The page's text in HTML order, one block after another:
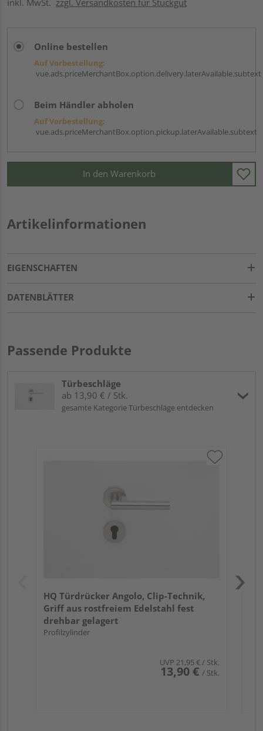
Online bestellen
Auf Vorbestellung:
vue.ads.priceMerchantBox.option.delivery.laterAvailable.subtext
Beim Händler abholen
Auf Vorbestellung:
vue.ads.priceMerchantBox.option.pickup.laterAvailable.subtext
In den Warenkorb
Artikelinformationen
EIGENSCHAFTEN
DATENBLÄTTER
Passende Produkte
Türbeschläge
ab 13,90 € / Stk.
gesamte Kategorie Türbeschläge entdecken
HQ Türdrücker Angolo, Clip-Technik,
Griff aus rostfreiem Edelstahl fest
drehbar gelagert
Profilzylinder
UVP 21,95 €/ Stk.
13,90 € / Stk.